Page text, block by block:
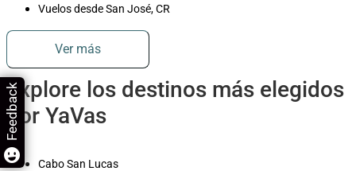
Vuelos desde San José, CR
Ver más
Explore los destinos más elegidos
por YaVas
Cabo San Lucas
Feedback